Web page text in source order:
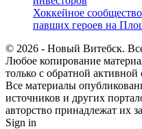
Хоккейное
павших героев на
© 2026 - Новый Витебск.
Любое копирование
только с обратной
Все материалы
источников и других
авторство принадлежат их
Sign in